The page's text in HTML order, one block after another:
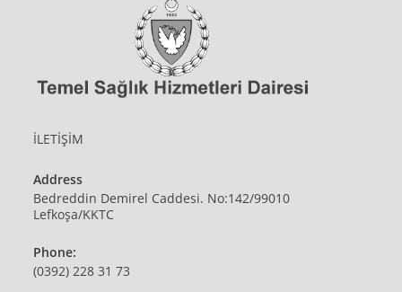
İLETİŞİM
Address
Bedreddin Demirel Caddesi. No:142/99010
Lefkoşa/KKTC
Phone:
(0392) 228 31 73